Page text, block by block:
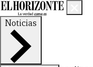
Noticias